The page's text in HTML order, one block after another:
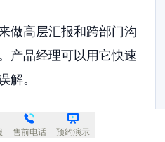
做高层汇报和跨部门沟
产品经理可以用它快速
解。
产品管理系统各有侧
售前电话 预约演示